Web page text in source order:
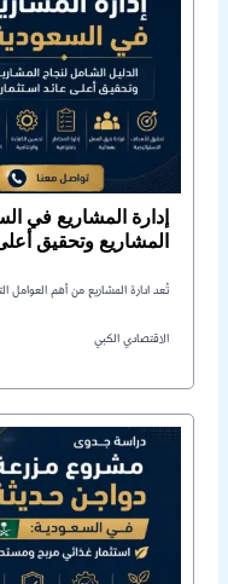
إدارة المشاريع في
المشاريع وتحقيق
تُعد ادارة المشاريع من أهم
الاقتصادي الكبي